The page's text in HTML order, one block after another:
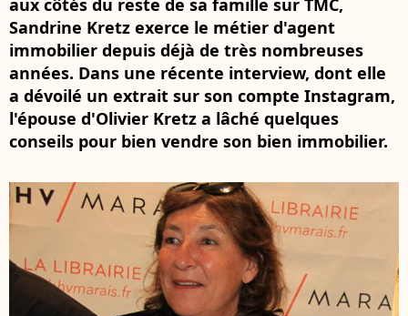
aux côtés du reste de sa famille sur TMC,
Sandrine Kretz exerce le métier d'agent
immobilier depuis déjà de très nombreuses
années. Dans une récente interview, dont elle
a dévoilé un extrait sur son compte Instagram,
l'épouse d'Olivier Kretz a lâché quelques
conseils pour bien vendre son bien immobilier.